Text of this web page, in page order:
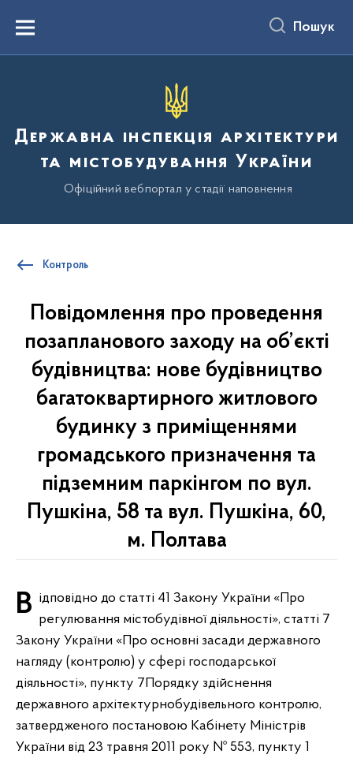
вмістуMenu Пошук
Державна інспекція архітектури
та містобудування України
Офіційний вебпортал у стадії наповнення
Контроль
Повідомлення про проведення
позапланового заходу на об’єкті
будівництва: нове будівництво
багатоквартирного житлового
будинку з приміщеннями
громадського призначення та
підземним паркінгом по вул.
Пушкіна, 58 та вул. Пушкіна, 60,
м. Полтава
Відповідно до статті 41 Закону України «Про регулювання містобудівної діяльності», статті 7
Закону України «Про основні засади державного
нагляду (контролю) у сфері господарської
діяльності», пункту 7Порядку здійснення
державного архітектурнобудівельного контролю,
затвердженого постановою Кабінету Міністрів
України від 23 травня 2011 року № 553, пункту 1